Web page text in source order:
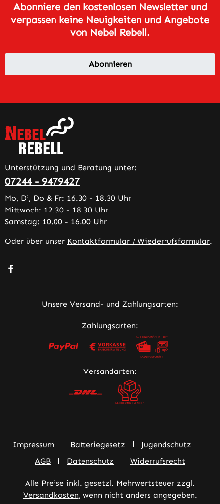
Abonniere den kostenlosen Newsletter und
verpassen keine Neuigkeiten und Angebote
von Nebel Rebell.
Abonnieren
Unterstützung und Beratung unter:
07244 - 9479427
Mo, Di, Do & Fr: 16.30 - 18.30 Uhr
Mittwoch: 12.30 - 18.30 Uhr
Samstag: 10.00 - 16.00 Uhr
Oder über unser Kontaktformular / Wiederrufsformular.
Besuche uns auf Facebook – öffnet in neuem Tab
Unsere Versand- und Zahlungsarten:
Zahlungsarten:
Versandarten:
Impressum Batteriegesetz
Jugendschutz
AGB
Datenschutz Widerrufsrecht
Alle Preise inkl. gesetzl. Mehrwertsteuer zzgl.
Versandkosten, wenn nicht anders angegeben.